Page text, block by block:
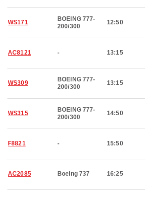
WS171
BOEING 777-
200/300
12:50
AC8121 - 13:15
WS309
BOEING 777-
200/300
13:15
WS315
BOEING 777-
200/300
14:50
F8821 - 15:50
AC2085 Boeing 737 16:25